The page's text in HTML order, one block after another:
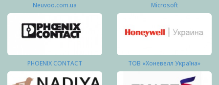
Neuvoo.com.ua Microsoft
PHOENIX CONTACT ТОВ «Хоневелл Україна»